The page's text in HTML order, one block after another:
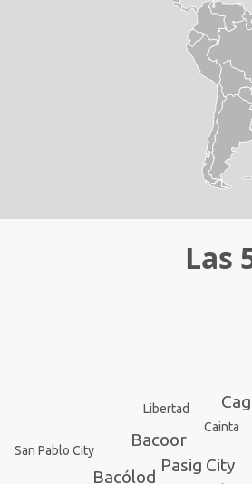
Las
Pasig City
Bacólod
Bacoor
Cainta
Libertad
San Pablo City